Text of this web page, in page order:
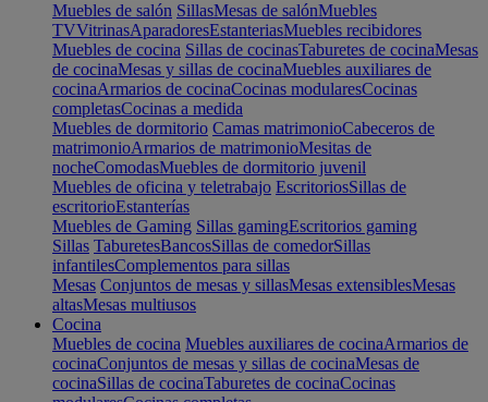
Muebles de salón SillasMesas de salónMuebles
TVVitrinasAparadoresEstanteriasMuebles recibidores
Muebles de cocina Sillas de cocinasTaburetes de cocinaMesas
de cocinaMesas y sillas de cocinaMuebles auxiliares de
cocinaArmarios de cocinaCocinas modularesCocinas
completasCocinas a medida
Muebles de dormitorio Camas matrimonioCabeceros de
matrimonioArmarios de matrimonioMesitas de
nocheComodasMuebles de dormitorio juvenil
Muebles de oficina y teletrabajo EscritoriosSillas de
escritorioEstanterías
Muebles de Gaming Sillas gamingEscritorios gaming
Sillas TaburetesBancosSillas de comedorSillas
infantilesComplementos para sillas
Mesas Conjuntos de mesas y sillasMesas extensiblesMesas
altasMesas multiusos
Cocina
Muebles de cocina Muebles auxiliares de cocinaArmarios de
cocinaConjuntos de mesas y sillas de cocinaMesas de
cocinaSillas de cocinaTaburetes de cocinaCocinas